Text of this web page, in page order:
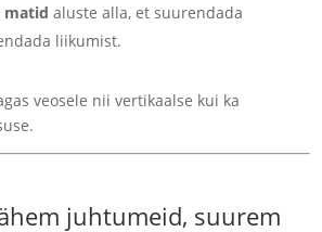
matid aluste alla, et suurendada
liikumist.
veosele nii vertikaalse kui ka
juhtumeid, suurem